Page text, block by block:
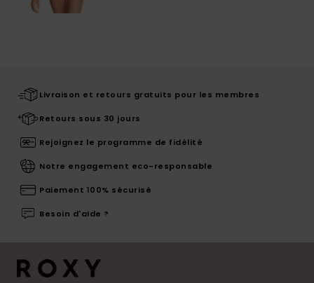
Livraison et retours gratuits pour les membres
Retours sous 30 jours
Rejoignez le programme de fidélité
Notre engagement eco-responsable
Paiement 100% sécurisé
Besoin d'aide ?